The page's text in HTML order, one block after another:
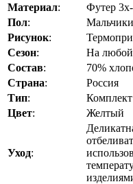
Материал:
Футер
Пол:
Рисунок:
Сезон:
На любой
Состав:
70%
Страна:
Россия
Тип:
Цвет: Желтый
Уход: